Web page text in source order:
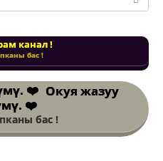
канал !
бас !
Окуя жазуу
❤️
бас !